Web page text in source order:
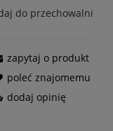
do przechowalni
zapytaj o produkt
poleć znajomemu
dodaj opinię